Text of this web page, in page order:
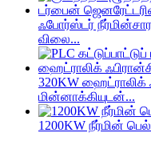
ஃபோர்ஸ்டர்
விலை...
320KW ஹைட்ராலிக்
மின்னாக்கியுடன்...
1200KW நீர்மின்